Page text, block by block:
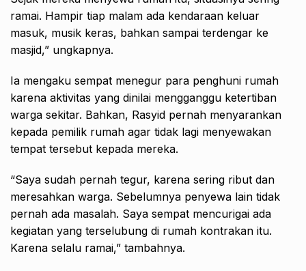
ramai. Hampir tiap malam ada kendaraan keluar
masuk, musik keras, bahkan sampai terdengar ke
masjid,” ungkapnya.
Ia mengaku sempat menegur para penghuni rumah
karena aktivitas yang dinilai mengganggu ketertiban
warga sekitar. Bahkan, Rasyid pernah menyarankan
kepada pemilik rumah agar tidak lagi menyewakan
tempat tersebut kepada mereka.
“Saya sudah pernah tegur, karena sering ribut dan
meresahkan warga. Sebelumnya penyewa lain tidak
pernah ada masalah. Saya sempat mencurigai ada
kegiatan yang terselubung di rumah kontrakan itu.
Karena selalu ramai,” tambahnya.